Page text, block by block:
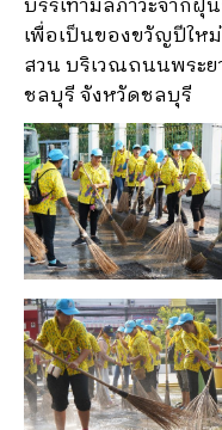
บรรเทามลภาวะจากฝุ่
เพื่อเป็นของขวัญปีให
สวน บริเวณถนนพระย
ชลบุรี จังหวัดชลบุรี